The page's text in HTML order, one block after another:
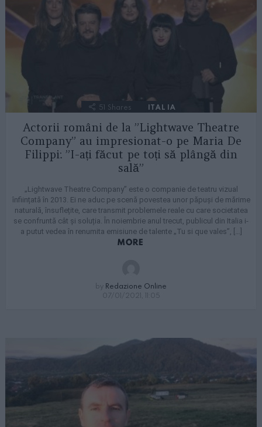
51 Shares ITALIA
Actorii români de la ”Lightwave Theatre
Company” au impresionat-o pe Maria De
Filippi: ”I-ați făcut pe toți să plângă din
sală”
„Lightwave Theatre Company” este o companie de teatru vizual
înființată în 2013. Ei ne aduc pe scenă povestea unor păpuși de mărime
naturală, însuflețite, care transmit problemele reale cu care societatea
se confruntă cât și soluția. În noiembrie anul trecut, publicul din Italia i-
a putut vedea în renumita emisiune de talente „Tu si que vales”, […]
MORE
by Redazione Online
07/01/2021, 11:05